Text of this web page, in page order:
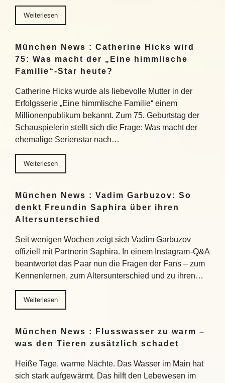
Weiterlesen
München News : Catherine Hicks wird
75: Was macht der „Eine himmlische
Familie“-Star heute?
Catherine Hicks wurde als liebevolle Mutter in der
Erfolgsserie „Eine himmlische Familie“ einem
Millionenpublikum bekannt. Zum 75. Geburtstag der
Schauspielerin stellt sich die Frage: Was macht der
ehemalige Serienstar nach…
Weiterlesen
München News : Vadim Garbuzov: So
denkt Freundin Saphira über ihren
Altersunterschied
Seit wenigen Wochen zeigt sich Vadim Garbuzov
offiziell mit Partnerin Saphira. In einem Instagram-Q&A
beantwortet das Paar nun die Fragen der Fans – zum
Kennenlernen, zum Altersunterschied und zu ihren…
Weiterlesen
München News : Flusswasser zu warm –
was den Tieren zusätzlich schadet
Heiße Tage, warme Nächte. Das Wasser im Main hat
sich stark aufgewärmt. Das hilft den Lebewesen im